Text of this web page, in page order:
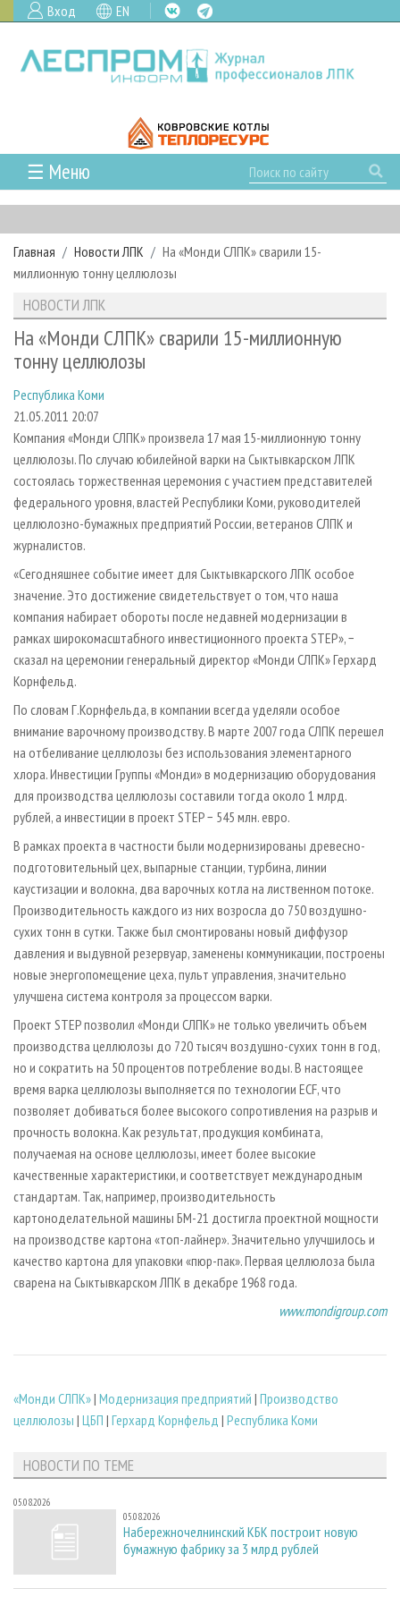
Вход EN
☰ Меню
ГЛАВНАЯ
РУБРИКИ И ТЕМЫ
РУБРИКИ ЖУРНАЛА
ЛЕСОЗАГОТОВКА
ЛЕСОПИЛЕНИЕ
СУШКА ДРЕВЕСИНЫ
ПРОИЗВОДСТВО ДРЕВЕСНЫХ ПЛИТ
ДЕРЕВЯННОЕ ДОМОСТРОЕНИЕ
ПРОИЗВОДСТВО МЕБЕЛИ
БИОЭНЕРГЕТИКА
ИНСТРУМЕНТ И МАТЕРИАЛЫ
НОВОСТИ
НОВОСТИ ЛПК
НОВОСТИ ЖУРНАЛА
ПРОЕКТЫ ЛПИ
АНАЛИТИКА
ПРЕДПРИЯТИЯ ЛПК
ПЕРСОНЫ
МОБИЛЬНЫЕ ВЫСТАВКИ
ОФИЦИАЛЬНЫЕ ДЕЛЕГАЦИИ
ПРИОРИТЕТНЫЕ ИНВЕСТПРОЕКТЫ
RUSSIAN FORESTRY REVIEW
ГАЗЕТА ЛЕСПРОМФОРУМ
БИБЛИОТЕКА СПЕЦИАЛИСТА
АРХИВ
АРХИВ ЖУРНАЛОВ
СТАТЬИ
О ЖУРНАЛЕ
ПОДПИСКА
КОНТАКТЫ
РЕКЛАМОДАТЕЛЯМ
РЕКЛАМА
РЕКЛАМА НА САЙТЕ
Главная Новости ЛПК
На «Монди СЛПК» сварили 15-
миллионную тонну целлюлозы
НОВОСТИ ЛПК
На «Монди СЛПК» сварили 15-миллионную
тонну целлюлозы
Республика Коми
21.05.2011 20:07
Компания «Монди СЛПК» произвела 17 мая 15-миллионную тонну
целлюлозы. По случаю юбилейной варки на Сыктывкарском ЛПК
состоялась торжественная церемония с участием представителей
федерального уровня, властей Республики Коми, руководителей
целлюлозно-бумажных предприятий России, ветеранов СЛПК и
журналистов.
«Сегодняшнее событие имеет для Сыктывкарского ЛПК особое
значение. Это достижение свидетельствует о том, что наша
компания набирает обороты после недавней модернизации в
рамках широкомасштабного инвестиционного проекта STEP», −
сказал на церемонии генеральный директор «Монди СЛПК» Герхард
Корнфельд.
По словам Г.Корнфельда, в компании всегда уделяли особое
внимание варочному производству. В марте 2007 года СЛПК перешел
на отбеливание целлюлозы без использования элементарного
хлора. Инвестиции Группы «Монди» в модернизацию оборудования
для производства целлюлозы составили тогда около 1 млрд.
рублей, а инвестиции в проект STEP − 545 млн. евро.
В рамках проекта в частности были модернизированы древесно-
подготовительный цех, выпарные станции, турбина, линии
каустизации и волокна, два варочных котла на лиственном потоке.
Производительность каждого из них возросла до 750 воздушно-
сухих тонн в сутки. Также был смонтированы новый диффузор
давления и выдувной резервуар, заменены коммуникации, построены
новые энергопомещение цеха, пульт управления, значительно
улучшена система контроля за процессом варки.
Проект STEP позволил «Монди СЛПК» не только увеличить объем
производства целлюлозы до 720 тысяч воздушно-сухих тонн в год,
но и сократить на 50 процентов потребление воды. В настоящее
время варка целлюлозы выполняется по технологии ECF, что
позволяет добиваться более высокого сопротивления на разрыв и
прочность волокна. Как результат, продукция комбината,
получаемая на основе целлюлозы, имеет более высокие
качественные характеристики, и соответствует международным
стандартам. Так, например, производительность
картоноделательной машины БМ-21 достигла проектной мощности
на производстве картона «топ-лайнер». Значительно улучшилось и
качество картона для упаковки «пюр-пак». Первая целлюлоза была
сварена на Сыктывкарском ЛПК в декабре 1968 года.
www.mondigroup.com
«Монди СЛПК»| Модернизация предприятий | Производство
целлюлозы | ЦБП | Герхард Корнфельд | Республика Коми
НОВОСТИ ПО ТЕМЕ
05.08.2026
05.08.2026
Набережночелнинский КБК построит новую
бумажную фабрику за 3 млрд рублей